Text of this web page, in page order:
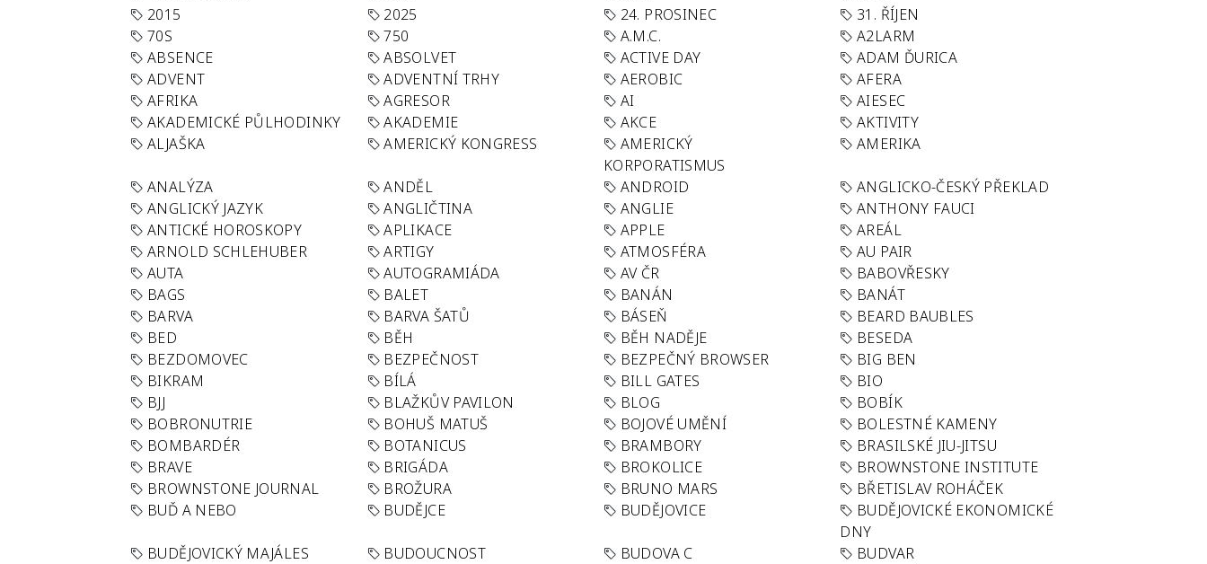
2015
2025 24. PROSINEC
31. ŘÍJEN
70S
750 A.M.C.
A2LARM
ABSENCE
ABSOLVET ACTIVE DAY
ADAM ĎURICA
ADVENT
ADVENTNÍ TRHY AEROBIC
AFERA
AFRIKA
AGRESOR AI
AIESEC
AKADEMICKÉ PŮLHODINKY
AKADEMIE AKCE
AKTIVITY
ALJAŠKA
AMERICKÝ KONGRESS
AMERICKÝ
KORPORATISMUS
AMERIKA
ANALÝZA ANDĚL ANDROID
ANGLICKO-ČESKÝ PŘEKLAD
ANGLICKÝ JAZYK
ANGLIČTINA ANGLIE
ANTHONY FAUCI
ANTICKÉ HOROSKOPY
APLIKACE APPLE
AREÁL
ARNOLD SCHLEHUBER
ARTIGY ATMOSFÉRA
AU PAIR
AUTA
AUTOGRAMIÁDA AV ČR
BABOVŘESKY
BAGS
BALET BANÁN
BANÁT
BARVA
BARVA ŠATŮ BÁSEŇ
BEARD BAUBLES
BED
BĚH BĚH NADĚJE
BESEDA
BEZDOMOVEC
BEZPEČNOST BEZPEČNÝ BROWSER
BIG BEN
BIKRAM
BÍLÁ BILL GATES
BIO
BJJ
BLAŽKŮV PAVILON BLOG
BOBÍK
BOBRONUTRIE
BOHUŠ MATUŠ BOJOVÉ UMĚNÍ
BOLESTNÉ KAMENY
BOMBARDÉR
BOTANICUS BRAMBORY
BRASILSKÉ JIU-JITSU
BRAVE
BRIGÁDA BROKOLICE
BROWNSTONE INSTITUTE
BROWNSTONE JOURNAL
BROŽURA BRUNO MARS
BŘETISLAV ROHÁČEK
BUĎ A NEBO
BUDĚJCE BUDĚJOVICE
BUDĚJOVICKÉ EKONOMICKÉ
DNY
BUDĚJOVICKÝ MAJÁLES
BUDOUCNOST BUDOVA C
BUDVAR